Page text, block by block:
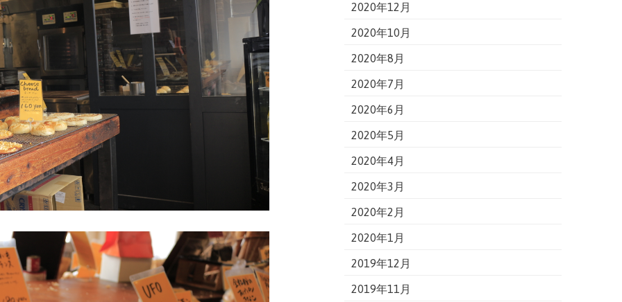
2020年12月
2020年10月
2020年8月
2020年7月
2020年6月
2020年5月
2020年4月
2020年3月
2020年2月
2020年1月
2019年12月
2019年11月